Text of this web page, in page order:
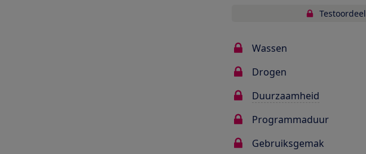
Testoordeel
Wassen
Drogen
Duurzaamheid
Programmaduur
Gebruiksgemak